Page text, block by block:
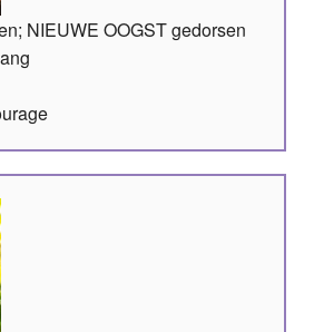
NIEUWE OOGST gedorsen